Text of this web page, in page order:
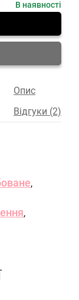
В наявності
Опис
Відгуки (2)
,
,